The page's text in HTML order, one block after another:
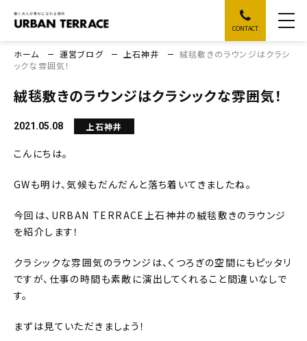
CONTACT
ホーム 運営ブログ 上石神井
絨毯敷きのラウンジはクラシ
ックな雰囲気！
絨毯敷きのラウンジはクラシックな雰囲気！
2021.05.08 上石神井
こんにちは。
GWも明け、気候もだんだんと落ち着いてきましたね。
今回は、URBAN TERRACE上石神井の絨毯敷きのラウンジ
を紹介します！
クラシックな雰囲気のラウンジは、くつろぎの空間にもピッタリ
ですが、仕事の時間も素敵に演出してくれること間違いなしで
す。
まずは見ていただきましょう！